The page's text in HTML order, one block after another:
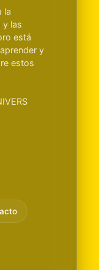
la
y las
está
y
estos